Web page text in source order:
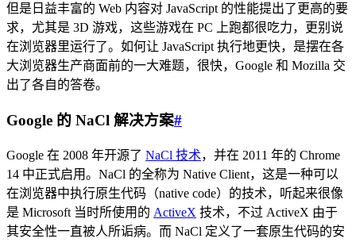
但是日益丰富的 Web 内容对 JavaScript 的性能提出了更高的要
求，尤其是 3D 游戏，这些游戏在 PC 上跑都很吃力，更别说
在浏览器里运行了。如何让 JavaScript 执行地更快，是摆在各
大浏览器生产商面前的一大难题，很快，Google 和 Mozilla 交
出了各自的答卷。
Google 的 NaCl 解决方案#
Google 在 2008 年开源了 NaCl 技术，并在 2011 年的 Chrome
14 中正式启用。NaCl 的全称为 Native Client，这是一种可以
在浏览器中执行原生代码（native code）的技术，听起来很像
是 Microsoft 当时所使用的 ActiveX 技术，不过 ActiveX 由于
其安全性一直被人所诟病。而 NaCl 定义了一套原生代码的安